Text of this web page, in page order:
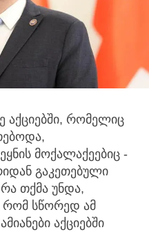
აქციებში, რომელიც
მოქალაქეებიც -
გაკეთებული
რა თქმა უნდა,
რომ სწორედ ამ
აქციებში